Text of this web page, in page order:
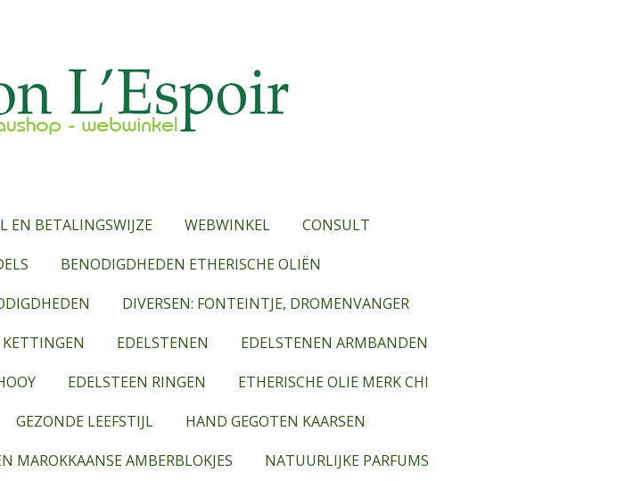
EN BETALINGSWIJZE WEBWINKEL
CONSULT
BENODIGDHEDEN ETHERISCHE OLIËN
DIVERSEN: FONTEINTJE, DROMENVANGER
KETTINGEN EDELSTENEN
EDELSTENEN ARMBANDEN
EDELSTEEN RINGEN
ETHERISCHE OLIE MERK CHI
GEZONDE LEEFSTIJL
HAND GEGOTEN KAARSEN
MAROKKAANSE AMBERBLOKJES
NATUURLIJKE PARFUMS